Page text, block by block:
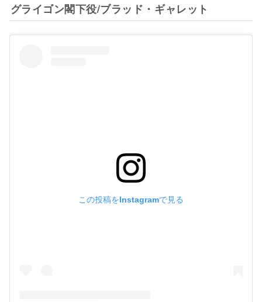
グライゴン閣下役/ブラッド・ギャレット
この投稿をInstagramで見る